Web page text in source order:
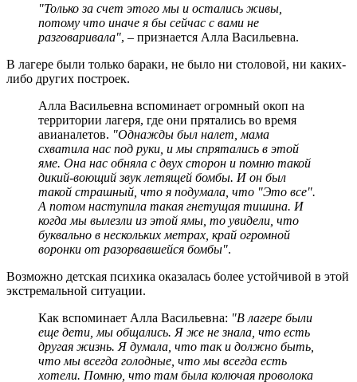
"Только за счет этого мы и остались живы,
потому что иначе я бы сейчас с вами не
разговаривала", – признается Алла Васильевна.
В лагере были только бараки, не было ни столовой, ни каких-
либо других построек.
Алла Васильевна вспоминает огромный окоп на
территории лагеря, где они прятались во время
авианалетов. "Однажды был налет, мама
схватила нас под руки, и мы спрятались в этой
яме. Она нас обняла с двух сторон и помню такой
дикий-воющий звук летящей бомбы. И он был
такой страшный, что я подумала, что "Это все".
А потом наступила такая гнетущая тишина. И
когда мы вылезли из этой ямы, то увидели, что
буквально в нескольких метрах, край огромной
воронки от разорвавшейся бомбы".
Возможно детская психика оказалась более устойчивой в этой
экстремальной ситуации.
Как вспоминает Алла Васильевна: "В лагере были
еще дети, мы общались. Я же не знала, что есть
другая жизнь. Я думала, что так и должно быть,
что мы всегда голодные, что мы всегда есть
хотели. Помню, что там была колючая проволока